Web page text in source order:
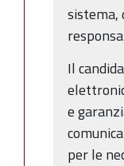
sistema,
Il
e
per le